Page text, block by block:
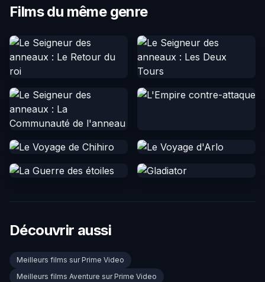
Films du même genre
Découvrir aussi
Meilleurs films sur Prime Video
Meilleurs films Aventure sur Prime Video